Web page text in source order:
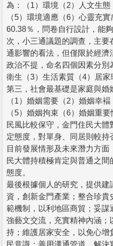
為：（1）環境（2）人文生
（5）環境適應（6）心靈充
60.38％，問卷自行設計，能
次，小三通議題的調查，主
通影響的看法，但僅限於經濟
政治不提，命名四個因素分
衛生（3）生活素質（4）居家
第三，社會最基礎是家庭與婚
（1）婚姻需要（2）婚姻幸
（5）婚姻拘束（6）婚姻重
民風比較保守，金門住民大
定態度，對單身、同居則較
目前發展情形及未來潛力方
民大體持積極肯定與普通之
態度。
最後根據個人的研究，提供
資，創新金門產業；整合珍
範機制，以利地區商貿；妥
強藝文交流，充實精神內涵
持；維護居家安全，以免心
民意識；善用溝通管道，解